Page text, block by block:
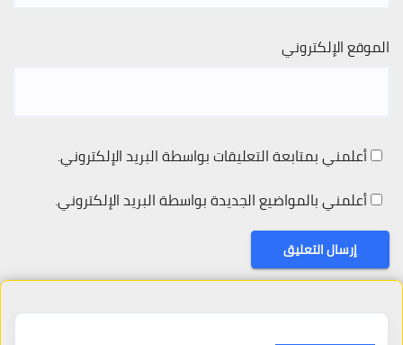
الموقع الإلكتروني
أعلمني بمتابعة التعليقات بواسطة البريد الإلكتروني.
أعلمني بالمواضيع الجديدة بواسطة البريد الإلكتروني.